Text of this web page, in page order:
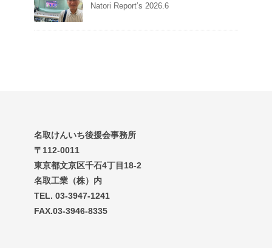
Natori Report’s 2026.6
名取けんいち後援会事務所
〒112-0011
東京都文京区千石4丁目18-2
名取工業（株）内
TEL. 03-3947-1241
FAX.03-3946-8335